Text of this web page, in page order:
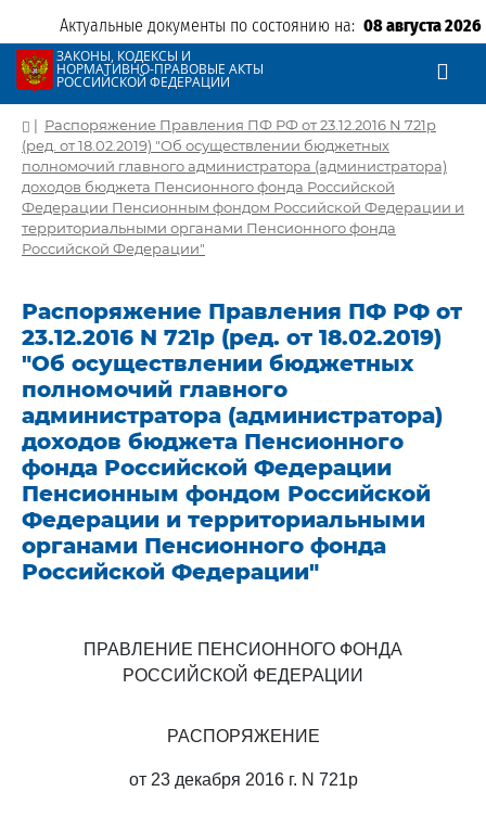
Актуальные документы по состоянию на: 08 августа 2026
ЗАКОНЫ, КОДЕКСЫ И
НОРМАТИВНО-ПРАВОВЫЕ АКТЫ
РОССИЙСКОЙ ФЕДЕРАЦИИ
| Распоряжение Правления ПФ РФ от 23.12.2016 N 721р
(ред. от 18.02.2019) "Об осуществлении бюджетных
полномочий главного администратора (администратора)
доходов бюджета Пенсионного фонда Российской
Федерации Пенсионным фондом Российской Федерации и
территориальными органами Пенсионного фонда
Российской Федерации"
Распоряжение Правления ПФ РФ от
23.12.2016 N 721р (ред. от 18.02.2019)
"Об осуществлении бюджетных
полномочий главного
администратора (администратора)
доходов бюджета Пенсионного
фонда Российской Федерации
Пенсионным фондом Российской
Федерации и территориальными
органами Пенсионного фонда
Российской Федерации"
ПРАВЛЕНИЕ ПЕНСИОННОГО ФОНДА
РОССИЙСКОЙ ФЕДЕРАЦИИ
РАСПОРЯЖЕНИЕ
от 23 декабря 2016 г. N 721р